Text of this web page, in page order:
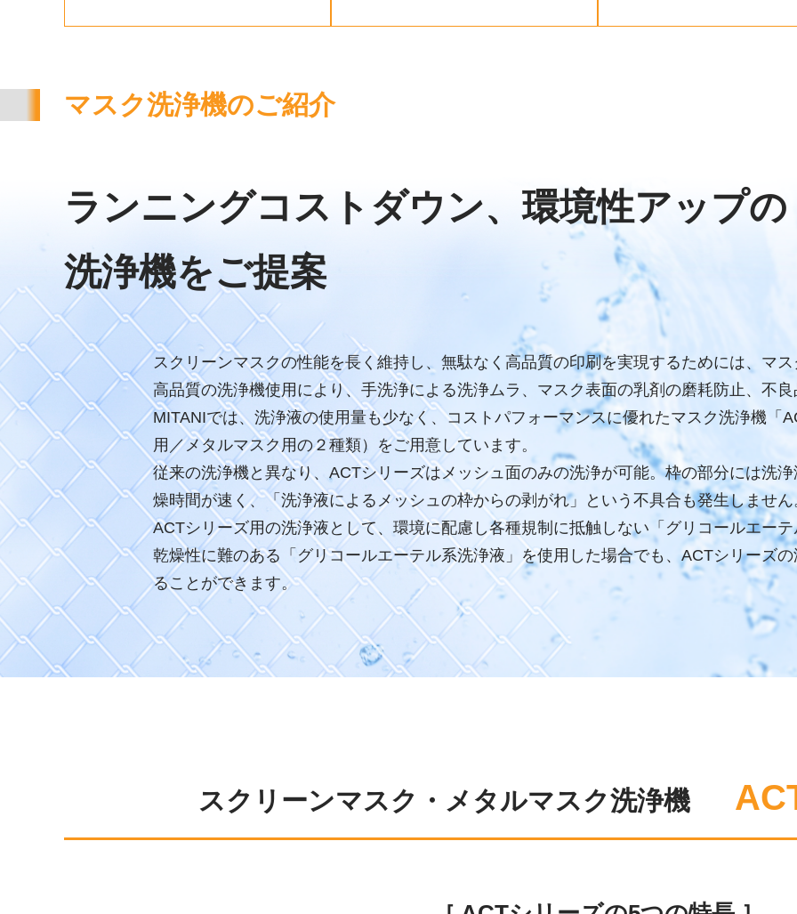
マスク洗浄機のご紹介
ランニングコストダウン、環境性アップの
洗浄機をご提案
スクリーンマスクの性能を長く維持し、無駄なく高品質の印刷を実現するためには、マス
高品質の洗浄機使用により、手洗浄による洗浄ムラ、マスク表面の乳剤の磨耗防止、不良
MITANIでは、洗浄液の使用量も少なく、コストパフォーマンスに優れたマスク洗浄機「
用／メタルマスク用の２種類）をご用意しています。
従来の洗浄機と異なり、ACTシリーズはメッシュ面のみの洗浄が可能。枠の部分には洗
燥時間が速く、「洗浄液によるメッシュの枠からの剥がれ」という不具合も発生しません
ACTシリーズ用の洗浄液として、環境に配慮し各種規制に抵触しない「グリコールエーテ
乾燥性に難のある「グリコールエーテル系洗浄液」を使用した場合でも、ACTシリーズ
ることができます。
スクリーンマスク・メタルマスク洗浄機